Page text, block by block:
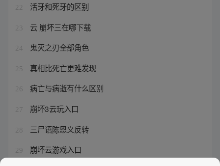
22 活牙和死牙的区别
23 云 崩坏三在哪下载
24 鬼灭之刃全部角色
25 真相比死亡更难发现
26 病亡与病逝有什么区别
27 崩坏3云玩入口
28 三尸语陈恩义反转
29
崩坏云游戏入口